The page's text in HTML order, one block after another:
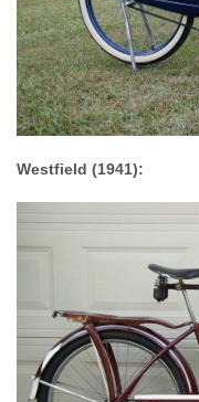
Westfield (1941):